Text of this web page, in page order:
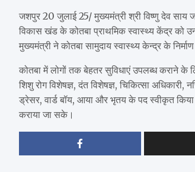
जशपुर 20 जुलाई 25/ मुख्यमंत्री श्री विष्णु देव साय
विकास खंड के कोतबा प्राथमिक स्वास्थ्य केंद्र को
मुख्यमंत्री ने कोतबा सामुदाय स्वास्थ्य केन्द्र के
कोतबा में लोगों तक बेहतर सुविधाएं उपलब्ध कराने के
शिशु रोग विशेषज्ञ, दंत विशेषज्ञ, चिकित्सा
ड्रेसर, वार्ड बॉय, आया और भृतय के पद स्वीकृत किया
कराया जा सके।